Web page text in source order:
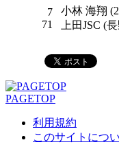
7
71
小林 海翔
上田JSC (
PAGETOP
利用規約
このサイトにつ